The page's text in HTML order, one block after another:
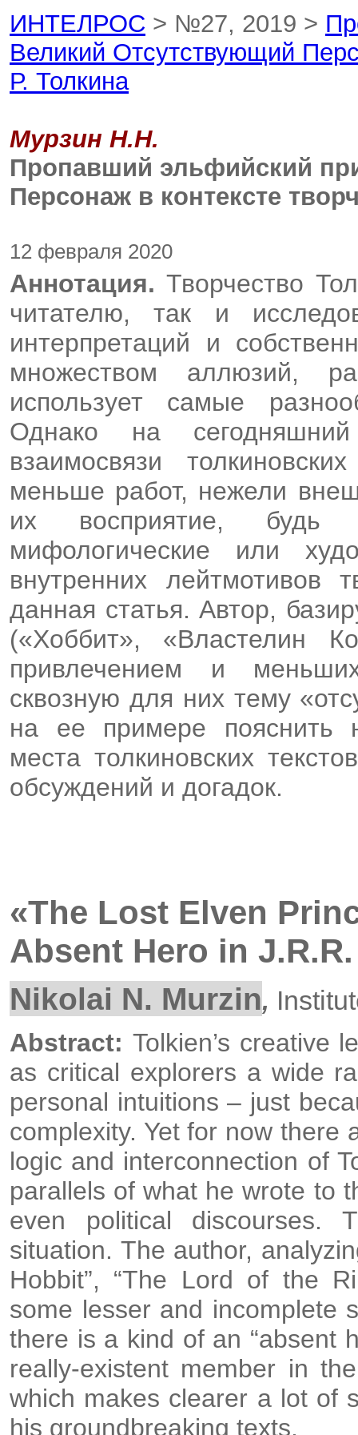
ИНТЕЛРОС > №27, 2019 >
Великий Отсутствующий
Р. Толкина
Мурзин Н.Н.
Пропавший эльфийский
Персонаж в контексте
12 февраля 2020
Аннотация. Творчество
читателю, так и
интерпретаций и
множеством аллюзий,
использует самые
Однако на
взаимосвязи
меньше работ, нежели
их восприятие, будь
мифологические или
внутренних лейтмотивов
данная статья. Автор,
(«Хоббит», «Властелин
привлечением и
сквозную для них тему
на ее примере пояснить
места толкиновских
обсуждений и догадок.
«The Lost Elven
Absent Hero in
Nikolai N. Murzin,
Abstract: Tolkien’s creative
as critical explorers a wide
personal intuitions – just
complexity. Yet for now there
logic and interconnection of
parallels of what he wrote to
even political discourses.
situation. The author,
Hobbit”, “The Lord of the
some lesser and incomplete
there is a kind of an “absent
really-existent member in
which makes clearer a lot of
his groundbreaking texts.